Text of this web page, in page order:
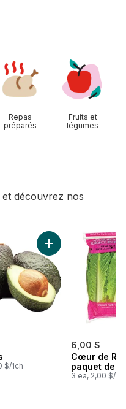
Repas
préparés
Fruits et
légumes
découvrez nos
au panier
$/1ch
Ajouter Avocats au
6,00 $
Cœur de
paquet de 3
3 ea, 2,00 $/